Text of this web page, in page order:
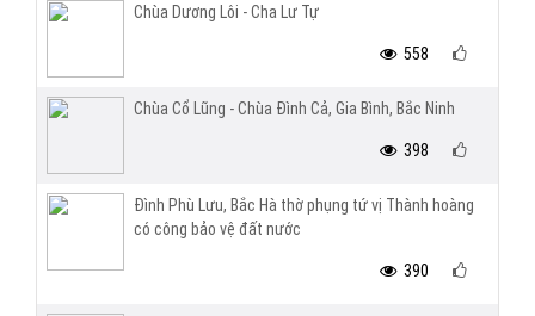
Chùa Dương Lôi - Cha Lư Tự
558
Chùa Cổ Lũng - Chùa Đình Cả, Gia Bình, Bắc Ninh
398
Đình Phù Lưu, Bắc Hà thờ phụng tứ vị Thành hoàng
có công bảo vệ đất nước
390